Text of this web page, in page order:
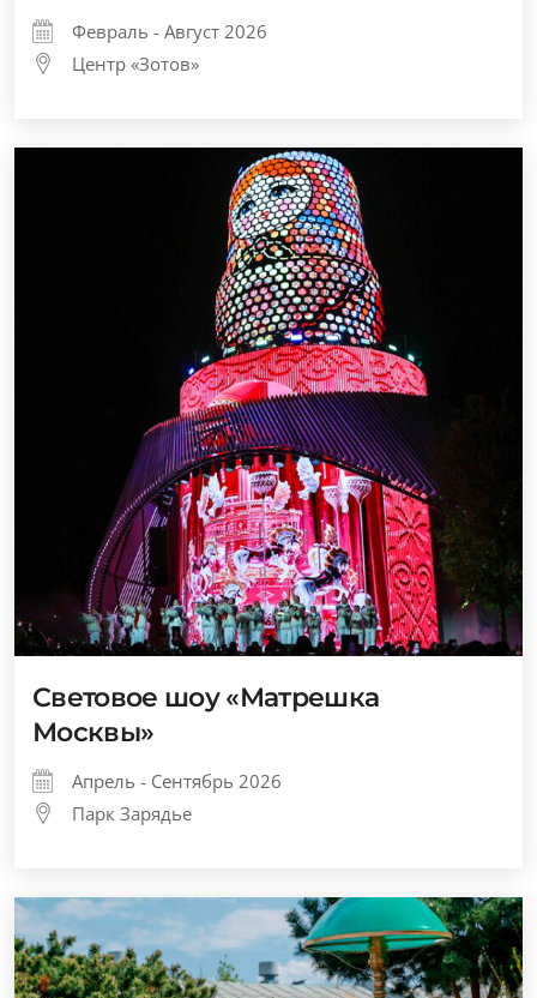
Февраль - Август 2026
Центр «Зотов»
Световое шоу «Матрешка
Москвы»
Апрель - Сентябрь 2026
Парк Зарядье